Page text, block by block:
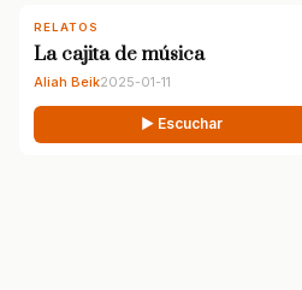
RELATOS
La cajita de música
Aliah Beik2025-01-11
▶ Escuchar